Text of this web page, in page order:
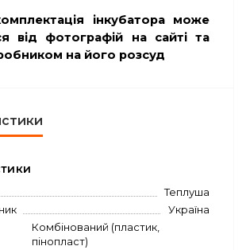
інкубатора може
від фотографій на сайті та
на його розсуд
Теплуша
Україна
Комбінований (пластик,
пінопласт)